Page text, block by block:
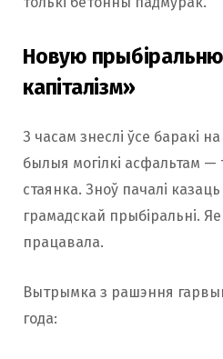
Новую прыбіральню
капіталізм»
З часам знеслі ўсе баракі
былыя могілкі асфальтам —
стаянка. Зноў пачалі
грамадскай прыбіральні.
працавала.
Вытрымка з рашэння
года: